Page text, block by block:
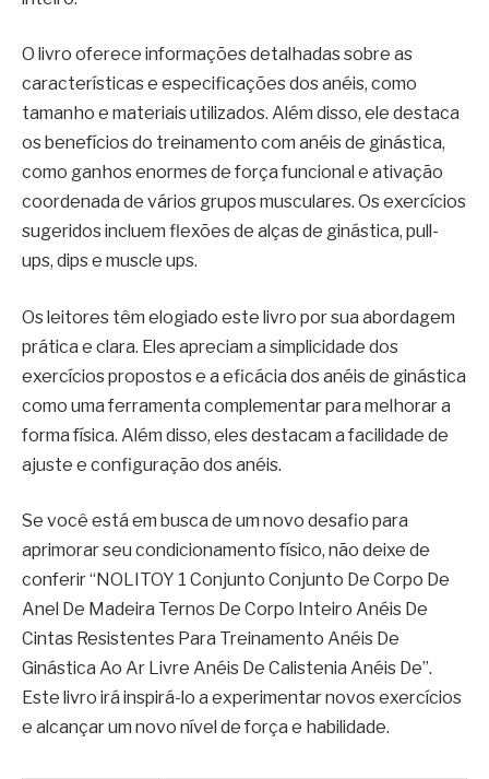
O livro oferece informações detalhadas sobre as
características e especificações dos anéis, como
tamanho e materiais utilizados. Além disso, ele destaca
os benefícios do treinamento com anéis de ginástica,
como ganhos enormes de força funcional e ativação
coordenada de vários grupos musculares. Os exercícios
sugeridos incluem flexões de alças de ginástica, pull-
ups, dips e muscle ups.
Os leitores têm elogiado este livro por sua abordagem
prática e clara. Eles apreciam a simplicidade dos
exercícios propostos e a eficácia dos anéis de ginástica
como uma ferramenta complementar para melhorar a
forma física. Além disso, eles destacam a facilidade de
ajuste e configuração dos anéis.
Se você está em busca de um novo desafio para
aprimorar seu condicionamento físico, não deixe de
conferir “NOLITOY 1 Conjunto Conjunto De Corpo De
Anel De Madeira Ternos De Corpo Inteiro Anéis De
Cintas Resistentes Para Treinamento Anéis De
Ginástica Ao Ar Livre Anéis De Calistenia Anéis De”.
Este livro irá inspirá-lo a experimentar novos exercícios
e alcançar um novo nível de força e habilidade.